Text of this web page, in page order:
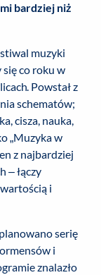
bardziej niż
muzyki
co roku w
Powstał z
schematów;
cisza, nauka,
„Muzyka w
z najbardziej
– łączy
i
serię
i
znalazło